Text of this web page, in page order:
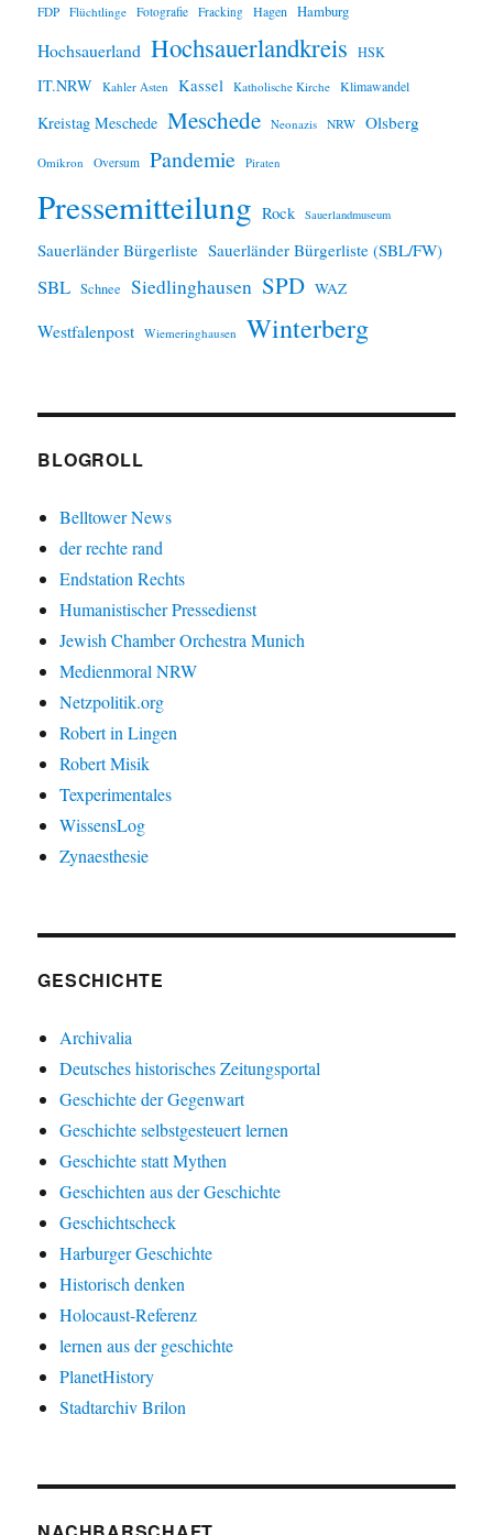
FDP Flüchtlinge Fotografie Fracking Hagen Hamburg
Hochsauerland Hochsauerlandkreis HSK
IT.NRW Kahler Asten Kassel Katholische Kirche Klimawandel
Kreistag Meschede Meschede Neonazis NRW Olsberg
Omikron Oversum Pandemie Piraten
Pressemitteilung Rock Sauerlandmuseum
Sauerländer Bürgerliste Sauerländer Bürgerliste (SBL/FW)
SBL Schnee Siedlinghausen SPD WAZ
Westfalenpost Wiemeringhausen Winterberg
BLOGROLL
Belltower News
der rechte rand
Endstation Rechts
Humanistischer Pressedienst
Jewish Chamber Orchestra Munich
Medienmoral NRW
Netzpolitik.org
Robert in Lingen
Robert Misik
Texperimentales
WissensLog
Zynaesthesie
GESCHICHTE
Archivalia
Deutsches historisches Zeitungsportal
Geschichte der Gegenwart
Geschichte selbstgesteuert lernen
Geschichte statt Mythen
Geschichten aus der Geschichte
Geschichtscheck
Harburger Geschichte
Historisch denken
Holocaust-Referenz
lernen aus der geschichte
PlanetHistory
Stadtarchiv Brilon